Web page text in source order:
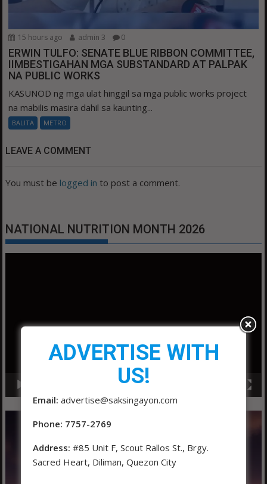
15 hours ago admin 3 0
ERWIN TULFO: SENATE BLUE RIBBON COMMITTEE,
IIMBESTIGAHAN MGA SUBSTANDARD AT PALPAK
NA PUBLIC WORKS
KASUNOD ng mga ulat hinggil sa mga public works project
na mabilis masira dahil sa kaunting...
BALITA METRO
LEAVE A COMMENT
You must be logged in to post a comment.
NATIONAL NUTRITION MONTH 2026
ADVERTISE WITH
US!
Email: advertise@saksingayon.com
Phone: 7757-2769
Address: #85 Unit F, Scout Rallos St., Brgy.
Sacred Heart, Diliman, Quezon City